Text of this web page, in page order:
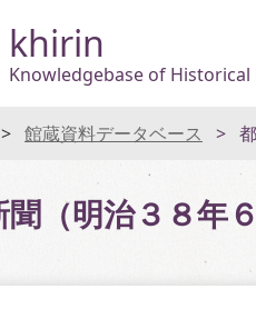
khirin
Knowledgebase of
館蔵資料データベース
（明治３８年